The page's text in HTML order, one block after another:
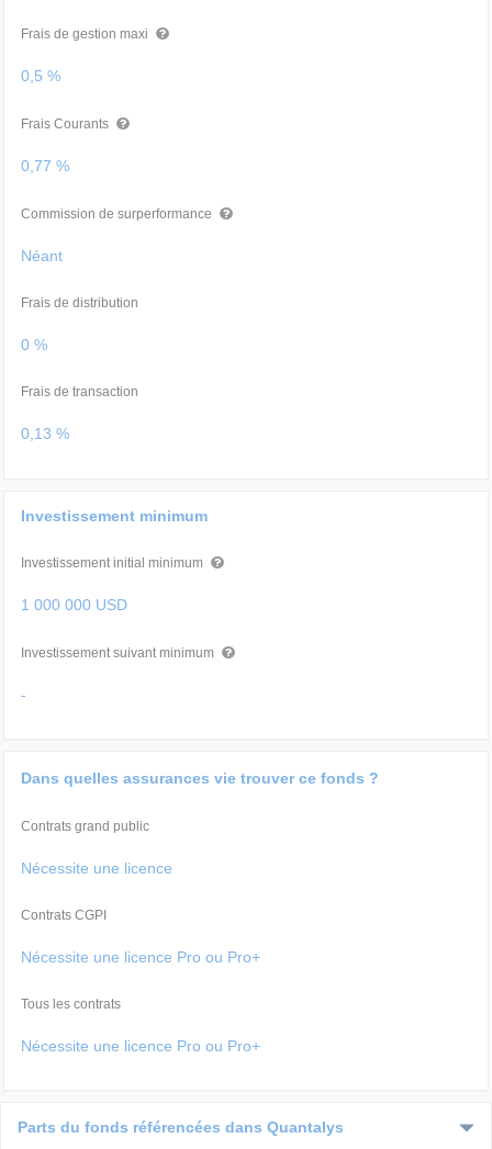
Frais de gestion maxi
0,5 %
Frais Courants
0,77 %
Commission de surperformance
Néant
Frais de distribution
0 %
Frais de transaction
0,13 %
Investissement minimum
Investissement initial minimum
1 000 000 USD
Investissement suivant minimum
-
Dans quelles assurances vie trouver ce fonds ?
Contrats grand public
Nécessite une licence
Contrats CGPI
Nécessite une licence Pro ou Pro+
Tous les contrats
Nécessite une licence Pro ou Pro+
Parts du fonds référencées dans Quantalys